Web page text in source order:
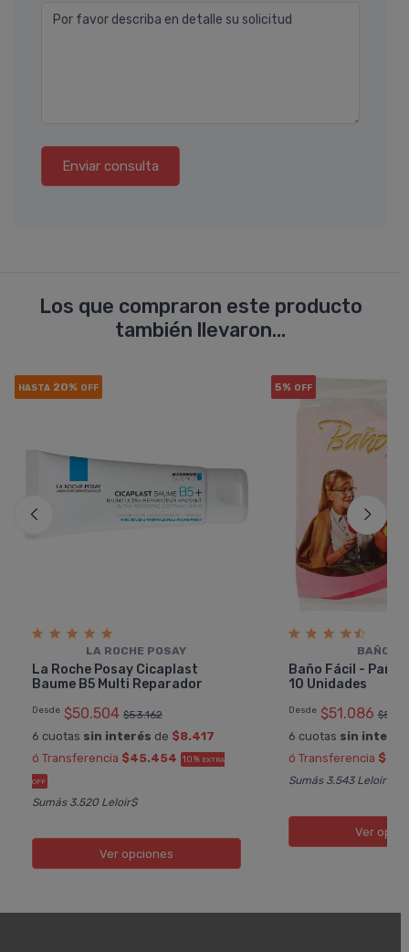
Por favor describa en detalle su solicitud
Enviar consulta
Los que compraron este producto
también llevaron...
HASTA20% OFF
LA ROCHE POSAY
La Roche Posay Cicaplast
Baume B5 Multi Reparador
Desde $50.504 $53.162
6 cuotas sin interés de $8.417
ó Transferencia $45.454 10% EXTRA
OFF
Sumás 3.520 Leloir$
Ver opciones
5% OFF
BAÑO
Baño Fácil -
10 Unidades
Desde $51.086
6 cuotas sin interés
ó Transferencia
Sumás 3.543 Leloir$
Ver